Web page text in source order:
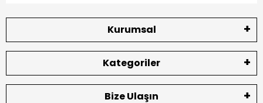
Kurumsal
Kategoriler
Bize Ulaşın